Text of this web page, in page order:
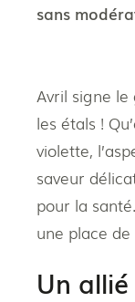
sans
Avril signe
les étals !
violette,
saveur
pour la
une place
Un